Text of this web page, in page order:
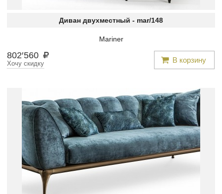
Диван двухместный - mar/148
Mariner
802′560 В корзину
Хочу скидку